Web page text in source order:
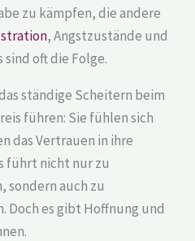
zu kämpfen, die andere
, Angstzustände und
sind oft die Folge.
ständige Scheitern beim
führen: Sie fühlen sich
das Vertrauen in ihre
führt nicht nur zu
sondern auch zu
Doch es gibt Hoffnung und